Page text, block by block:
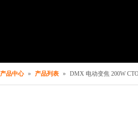
产品中心 » 产品列表 » DMX 电动变焦 200W